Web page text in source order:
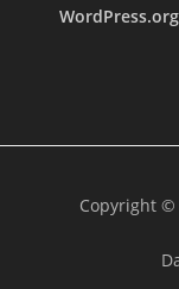
WordPress.org
Copyright ©